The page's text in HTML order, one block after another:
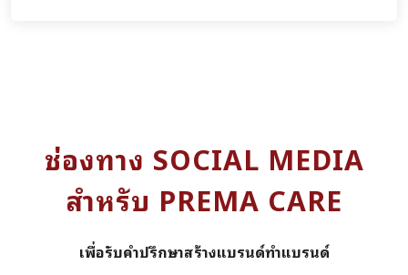
ช่องทาง SOCIAL MEDIA
สำหรับ PREMA CARE
เพื่อรับคำปรึกษาสร้างแบรนด์ทำแบรนด์